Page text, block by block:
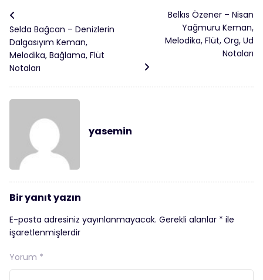
Selda Bağcan – Denizlerin
Dalgasıyım Keman,
Melodika, Bağlama, Flüt
Notaları
Belkıs Özener – Nisan
Yağmuru Keman,
Melodika, Flüt, Org, Ud
Notaları
yasemin
Bir yanıt yazın
E-posta adresiniz yayınlanmayacak. Gerekli alanlar * ile
işaretlenmişlerdir
Yorum *